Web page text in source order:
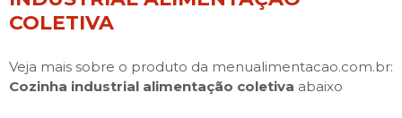
COLETIVA
Veja mais sobre o produto da menualimentacao.com.br:
Cozinha industrial alimentação coletiva abaixo